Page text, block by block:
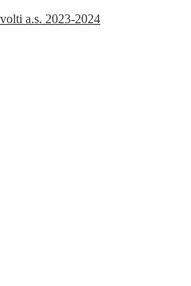
a.s. 2023-2024